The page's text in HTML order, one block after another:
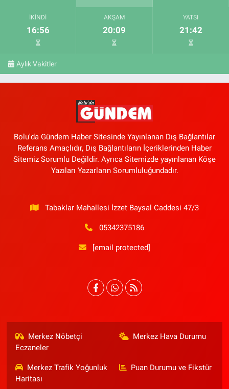
İKINDI
16:56
AKŞAM
20:09
YATSI
21:42
Aylık Vakitler
Bolu'da Gündem Haber Sitesinde Yayınlanan Dış Bağlantılar
Referans Amaçlıdır, Dış Bağlantıların İçeriklerinden Haber
Sitemiz Sorumlu Değildir. Ayrıca Sitemizde yayınlanan Köşe
Yazıları Yazarların Sorumluluğundadır.
Tabaklar Mahallesi İzzet Baysal Caddesi 47/3
05342375186
[email protected]
Merkez Nöbetçi
Eczaneler
Merkez Hava Durumu
Merkez Trafik Yoğunluk
Haritası
Puan Durumu ve Fikstür